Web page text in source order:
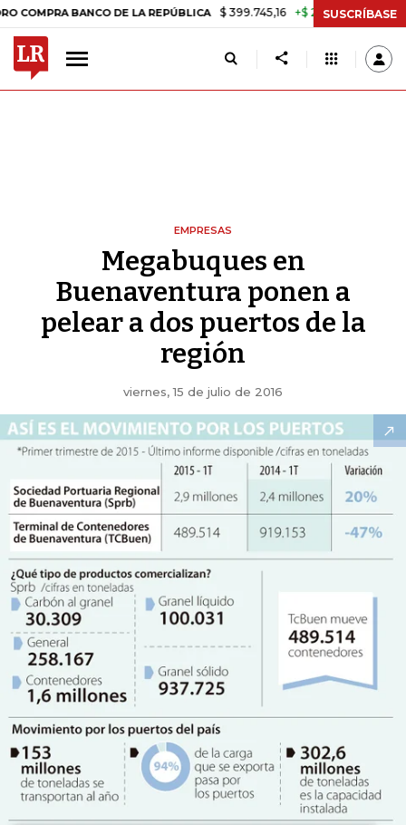
BANCO DE LA REPÚBLICA $ 399.745,16 +$ 2.295,71 +0,58%
SUSCRÍBASE
EMPRESAS
Megabuques en
Buenaventura ponen a
pelear a dos puertos de la
región
viernes, 15 de julio de 2016